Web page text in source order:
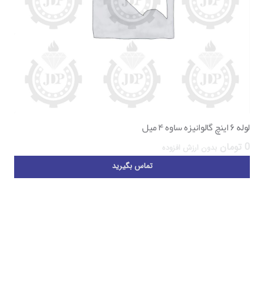
لوله ۶ اینچ گالوانیزه ساوه ۴ میل
0 تومان بدون ارزش افزوده
تماس بگیرید